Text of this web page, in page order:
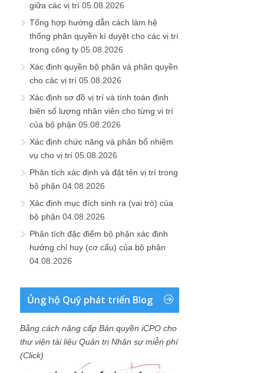
giữa các vị trí 05.08.2026
Tổng hợp hướng dẫn cách làm hệ
thống phân quyền kí duyệt cho các vị trí
trong công ty 05.08.2026
Xác định quyền bộ phận và phân quyền
cho các vị trí 05.08.2026
Xác định sơ đồ vị trí và tính toán định
biên số lượng nhân viên cho từng vị trí
của bộ phận 05.08.2026
Xác định chức năng và phân bổ nhiệm
vụ cho vị trí 05.08.2026
Phân tích xác định và đặt tên vị trí trong
bộ phận 04.08.2026
Xác định mục đích sinh ra (vai trò) của
bộ phận 04.08.2026
Phân tích đặc điểm bộ phận xác định
hướng chỉ huy (cơ cấu) của bộ phận
04.08.2026
Ủng hộ Quỹ phát triển Blog
Bằng cách nâng cấp Bản quyền iCPO cho
thư viện tài liệu Quản trị Nhân sự miễn phí
(Click)